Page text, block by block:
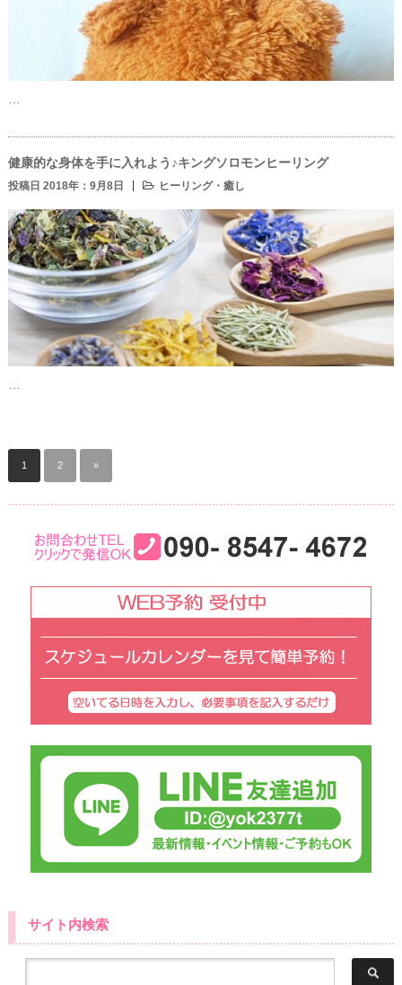
健康的な身体を手に入れよう♪キングソロモンヒーリング
投稿日 2018年：9月8日 ヒーリング・癒し
1 2 »
サイト内検索